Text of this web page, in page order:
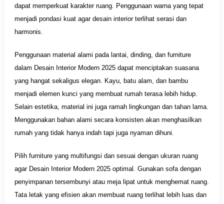
dapat memperkuat karakter ruang. Penggunaan warna yang tepat
menjadi pondasi kuat agar desain interior terlihat serasi dan
harmonis.
Penggunaan material alami pada lantai, dinding, dan furniture
dalam Desain Interior Modern 2025 dapat menciptakan suasana
yang hangat sekaligus elegan. Kayu, batu alam, dan bambu
menjadi elemen kunci yang membuat rumah terasa lebih hidup.
Selain estetika, material ini juga ramah lingkungan dan tahan lama.
Menggunakan bahan alami secara konsisten akan menghasilkan
rumah yang tidak hanya indah tapi juga nyaman dihuni.
Pilih furniture yang multifungsi dan sesuai dengan ukuran ruang
agar Desain Interior Modern 2025 optimal. Gunakan sofa dengan
penyimpanan tersembunyi atau meja lipat untuk menghemat ruang.
Tata letak yang efisien akan membuat ruang terlihat lebih luas dan